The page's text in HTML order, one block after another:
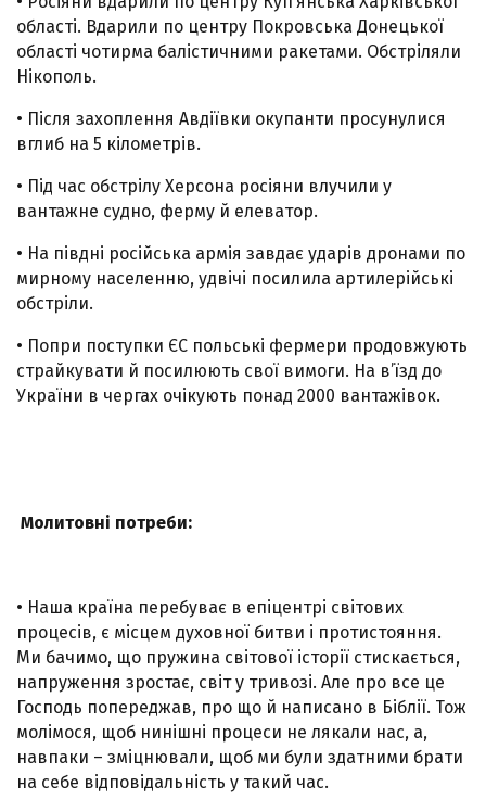
області. Вдарили по центру Покровська Донецької
області чотирма балістичними ракетами. Обстріляли
Нікополь.
• Після захоплення Авдіївки окупанти просунулися
вглиб на 5 кілометрів.
• Під час обстрілу Херсона росіяни влучили у
вантажне судно, ферму й елеватор.
• На півдні російська армія завдає ударів дронами по
мирному населенню, удвічі посилила артилерійські
обстріли.
• Попри поступки ЄС польські фермери продовжують
страйкувати й посилюють свої вимоги. На в’їзд до
України в чергах очікують понад 2000 вантажівок.
Молитовні потреби:
• Наша країна перебуває в епіцентрі світових
процесів, є місцем духовної битви і протистояння.
Ми бачимо, що пружина світової історії стискається,
напруження зростає, світ у тривозі. Але про все це
Господь попереджав, про що й написано в Біблії. Тож
молімося, щоб нинішні процеси не лякали нас, а,
навпаки – зміцнювали, щоб ми були здатними брати
на себе відповідальність у такий час.